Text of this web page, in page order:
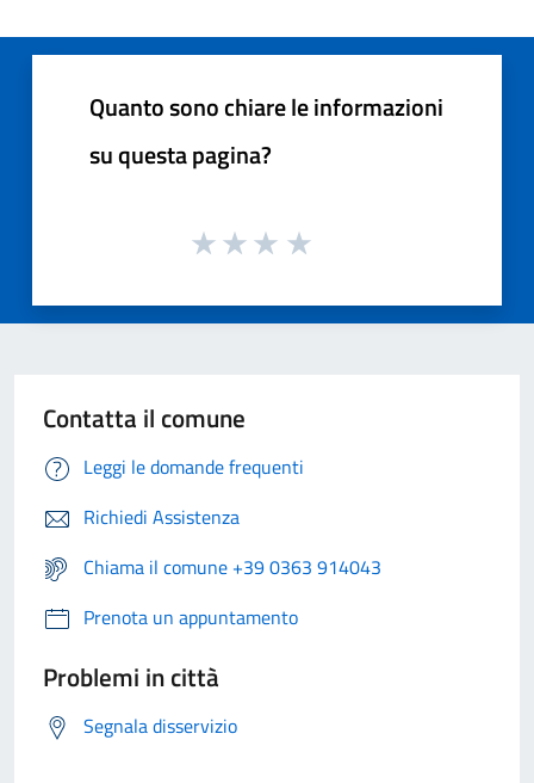
Quanto sono chiare le informazioni
su questa pagina?
Contatta il comune
Leggi le domande frequenti
Richiedi Assistenza
Chiama il comune +39 0363 914043
Prenota un appuntamento
Problemi in città
Segnala disservizio